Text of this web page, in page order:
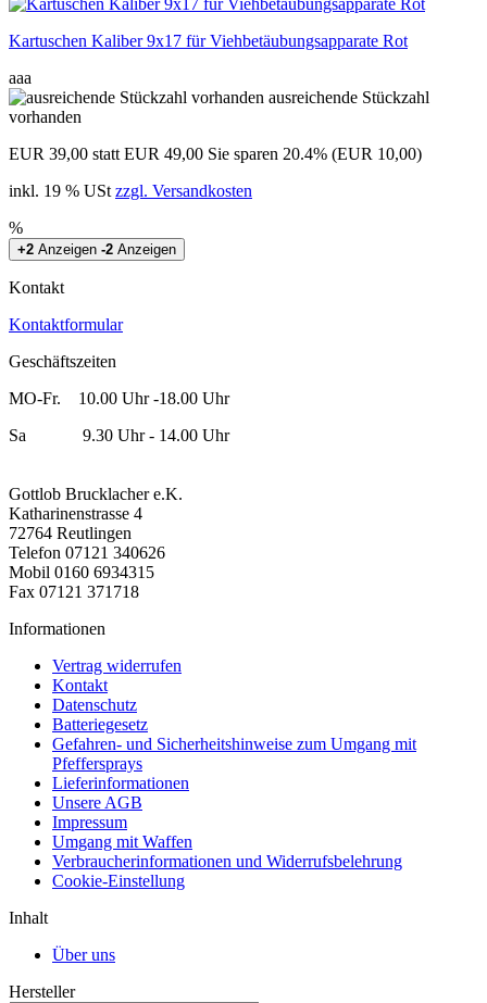
Kartuschen Kaliber 9x17 für Viehbetäubungsapparate Rot
aaa
ausreichende Stückzahl
vorhanden
EUR 39,00 statt EUR 49,00 Sie sparen 20.4% (EUR 10,00)
inkl. 19 % USt zzgl. Versandkosten
%
+2 Anzeigen -2 Anzeigen
Kontakt
Kontaktformular
Geschäftszeiten
MO-Fr. 10.00 Uhr -18.00 Uhr
Sa 9.30 Uhr - 14.00 Uhr
Gottlob Brucklacher e.K.
Katharinenstrasse 4
72764 Reutlingen
Telefon 07121 340626
Mobil 0160 6934315
Fax 07121 371718
Informationen
Vertrag widerrufen
Kontakt
Datenschutz
Batteriegesetz
Gefahren- und Sicherheitshinweise zum Umgang mit
Pfeffersprays
Lieferinformationen
Unsere AGB
Impressum
Umgang mit Waffen
Verbraucherinformationen und Widerrufsbelehrung
Cookie-Einstellung
Inhalt
Über uns
Hersteller